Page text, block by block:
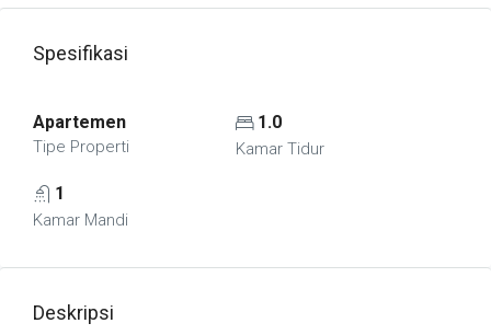
Spesifikasi
Apartemen
Tipe Properti
1.0
Kamar Tidur
1
Kamar Mandi
Deskripsi